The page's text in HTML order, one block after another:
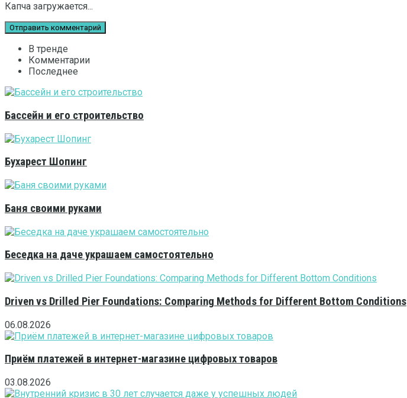
Капча загружается...
В тренде
Комментарии
Последнее
Бассейн и его строительство
Бухарест Шопинг
Баня своими руками
Беседка на даче украшаем самостоятельно
Driven vs Drilled Pier Foundations: Comparing Methods for Different Bottom Conditions
06.08.2026
Приём платежей в интернет-магазине цифровых товаров
03.08.2026